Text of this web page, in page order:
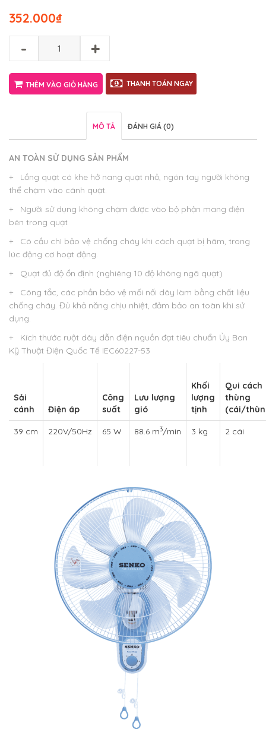
₫
352.000
- +
THÊM VÀO GIỎ HÀNG THANH TOÁN NGAY
MÔ TẢ ĐÁNH GIÁ (0)
AN TOÀN SỬ DỤNG SẢN PHẨM
+ Lồng quạt có khe hở nang quạt nhỏ, ngón tay người không
thể chạm vào cánh quạt.
+ Người sử dụng không chạm được vào bộ phận mang điện
bên trong quạt
+ Có cầu chì bảo vệ chống cháy khi cách quạt bị hãm, trong
lúc động cơ hoạt động.
+ Quạt đủ độ ổn định (nghiêng 10 độ không ngã quạt)
+ Công tắc, các phần bảo vệ mối nối dây làm bằng chất liệu
chống cháy. Đủ khả năng chịu nhiệt, đảm bảo an toàn khi sử
dụng.
+ Kích thước ruột dây dẫn điện nguồn đạt tiêu chuẩn Ủy Ban
Kỹ Thuật Điện Quốc Tế IEC60227-53
Sải
cánh
Điện áp
Công
suất
Lưu lượng
gió
Khối
lượng
tịnh
Qui cách
thùng
(cái/
39 cm 220V/50Hz 65 W 88.6 m3/min 3 kg 2 cái